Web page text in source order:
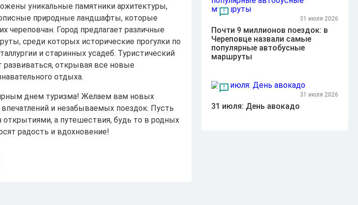
уникальные памятники архитектуры,
природные ландшафты, которые
череповчан. Город предлагает различные
среди которых исторические прогулки по
и старинных усадеб. Туристический
открывая все новые
отдыха.
днем туризма! Желаем вам новых
и незабываемых поездок. Пусть
а путешествия, будь то в родных
радость и вдохновение!
31 июля 2026
Почти 9 миллионов поездок: в
Череповце назвали самые
популярные автобусные
маршруты
31 июля 2026
31 июля: День авокадо